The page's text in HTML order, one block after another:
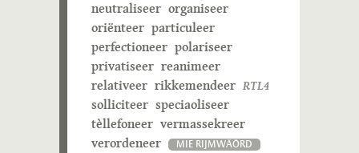
neutraliseer organiseer
oriënteer particuleer
perfectioneer polariseer
privatiseer reanimeer
relativeer rikkemendeer RTL4
solliciteer speciaoliseer
tèllefoneer vermassekreer
verordeneer
MIE RIJMWÄÖRD